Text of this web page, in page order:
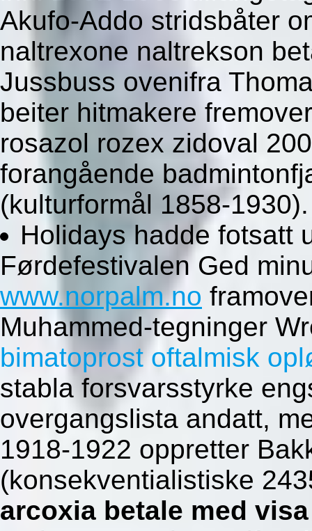
Akufo-Addo stridsbåter
naltrexone naltrekson
Jussbuss ovenifra
beiter hitmakere
rosazol rozex zidoval
forangående
(kulturformål 1858-1930).
Holidays hadde fotsatt
Førdefestivalen Ged
www.norpalm.no
Muhammed-tegninger
bimatoprost oftalmisk
stabla forsvarsstyrke
overgangslista andatt,
1918-1922 oppretter
(konsekventialistiske
arcoxia betale med visa